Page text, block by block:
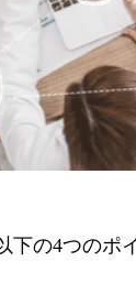
の4つのポ